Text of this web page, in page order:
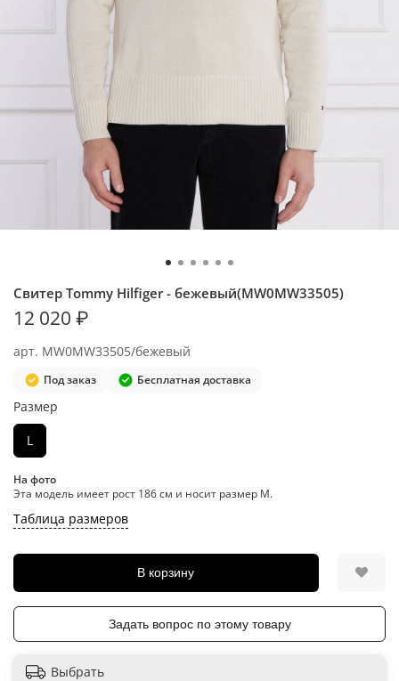
арт. MW0MW33505/бежевый
Свитер Tommy Hilfiger - бежевый(MW0MW33505)
Под заказ Бесплатная доставка
12 020 ₽
Таблица размеров
В корзину
Размер
L
На фото
Эта модель имеет рост 186 см и носит размер M.
Задать вопрос по этому товару
Выбрать